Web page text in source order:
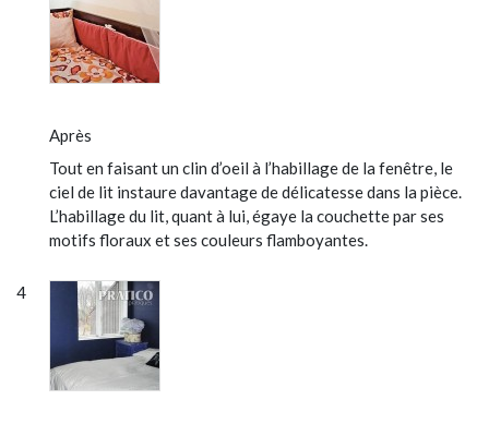
Après
Tout en faisant un clin d’oeil à l’habillage de la fenêtre, le
ciel de lit instaure davantage de délicatesse dans la pièce.
L’habillage du lit, quant à lui, égaye la couchette par ses
motifs floraux et ses couleurs flamboyantes.